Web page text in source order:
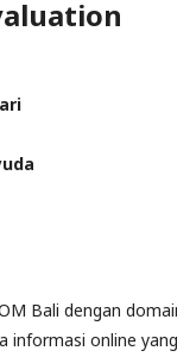
Bali dengan
informasi online